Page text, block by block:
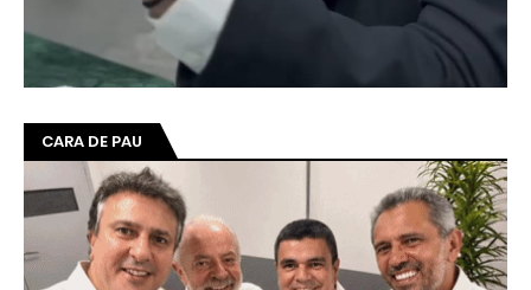
CARA DE PAU